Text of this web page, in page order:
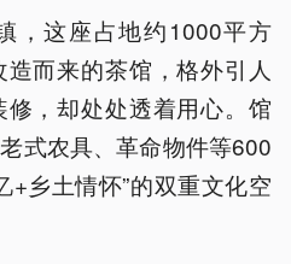
，这座占地约1000平方
而来的茶馆，格外引人
，却处处透着用心。馆
式农具、革命物件等600
+乡土情怀”的双重文化空